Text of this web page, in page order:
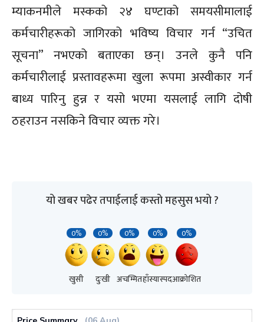
म्याकनमीले मस्कको २४ घण्टाको समयसीमालाई
कर्मचारीहरूको जागिरको भविष्य विचार गर्न “उचित
सूचना” नभएको बताएका छन्। उनले कुनै पनि
कर्मचारीलाई प्रस्तावहरूमा खुला रूपमा अस्वीकार गर्न
बाध्य पारिनु हुन्न र यसो भएमा यसलाई लागि दोषी
ठहराउन नसकिने विचार व्यक्त गरे।
यो खबर पढेर तपाईलाई कस्तो महसुस भयो ?
0%
खुसी
0%
दुःखी
0%
अचम्मित
0%
हाँस्यास्पद
0%
आक्रोशित